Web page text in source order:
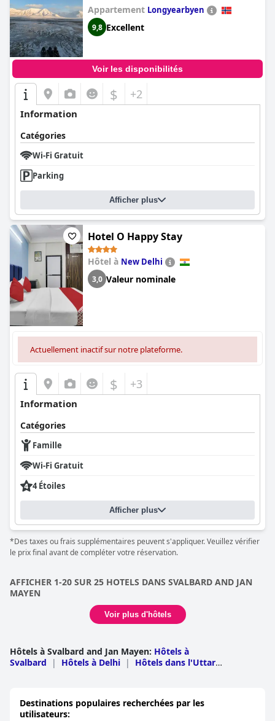
Appartement Longyearbyen
9,8 Excellent
Voir les disponibilités
$ +2
Information
Catégories
Wi-Fi Gratuit
Parking
Afficher plus
Hotel O Happy Stay
Hôtel à New Delhi
3,0 Valeur nominale
Actuellement inactif sur notre plateforme.
$ +3
Information
Catégories
Famille
Wi-Fi Gratuit
4 Étoiles
Afficher plus
*Des taxes ou frais supplémentaires peuvent s'appliquer. Veuillez vérifier
le prix final avant de compléter votre réservation.
AFFICHER 1-20 SUR 25 HOTELS DANS SVALBARD AND JAN
MAYEN
Voir plus d'hôtels
Hôtels à Svalbard and Jan Mayen: Hôtels à
Svalbard
| Hôtels à Delhi |
Hôtels dans l'Uttar
Destinations populaires recherchées par les
utilisateurs: